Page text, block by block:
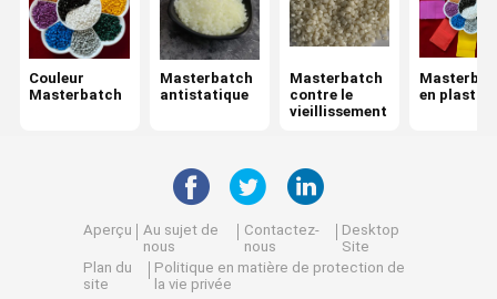
Couleur
Masterbatch
Masterbatch
antistatique
Masterbatch
contre le
vieillissement
en
Aperçu
Au sujet de
nous
Contactez-
nous
Desktop
Site
Plan du
site
Politique en matière de protection de
la vie privée